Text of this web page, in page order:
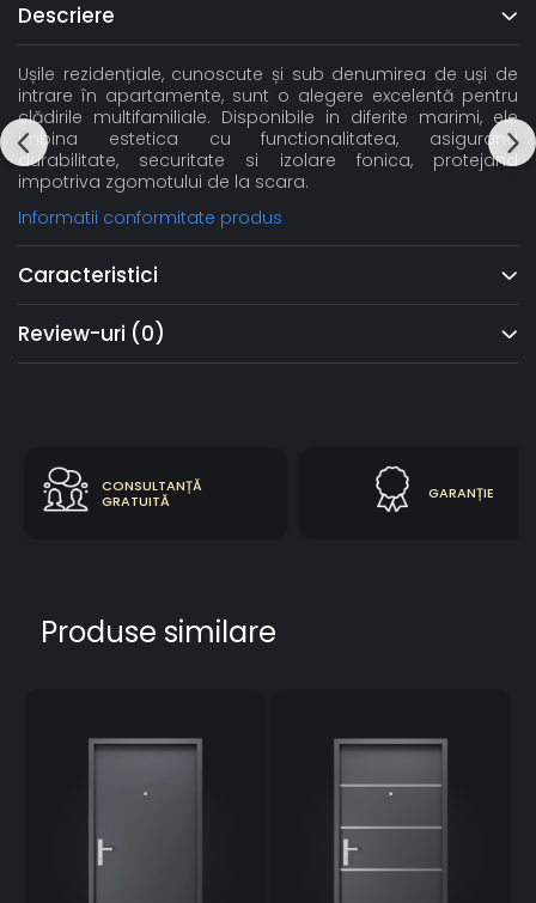
Descriere
Ușile rezidențiale, cunoscute și sub denumirea de uși de
intrare în apartamente, sunt o alegere excelentă pentru
clădirile multifamiliale. Disponibile in diferite marimi, ele
imbina estetica cu functionalitatea, asigurand
durabilitate, securitate si izolare fonica, protejand
impotriva zgomotului de la scara.
Informatii conformitate produs
Caracteristici
Review-uri (0)
CONSULTANȚĂ
GRATUITĂ
GARANȚIE
Produse similare